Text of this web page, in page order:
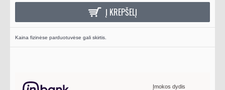
Į KREPŠELĮ
Kaina fizinėse parduotuvėse gali skirtis.
Įmokos dydis